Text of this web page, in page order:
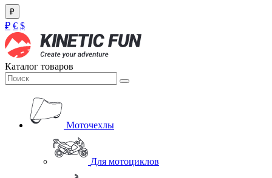
₽
₽ € $
Каталог товаров
Моточехлы
Для мотоциклов